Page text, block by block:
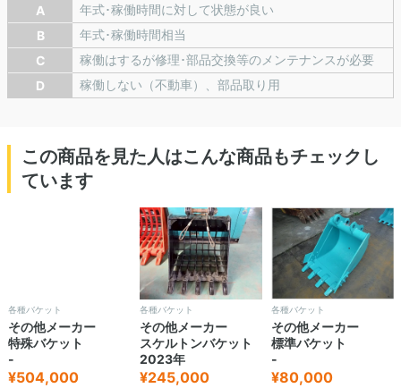
A
年式･稼働時間に対して状態が良い
B
年式･稼働時間相当
C
稼働はするが修理･部品交換等のメンテナンスが必要
D
稼働しない（不動車）、部品取り用
この商品を見た人はこんな商品もチェックし
ています
各種バケット
その他メーカー
特殊バケット
-
¥504,000
各種バケット
その他メーカー
スケルトンバケット
2023年
¥245,000
各種バケット
その他メーカー
標準バケット
-
¥80,000